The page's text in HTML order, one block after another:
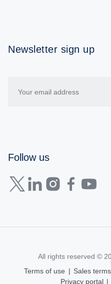
Newsletter sign up
Follow us
All rights reserved ©
Terms of use | Sales
Privacy portal |